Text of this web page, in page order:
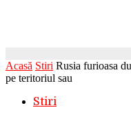
Acasă Stiri Rusia furioasa
pe teritoriul sau
Stiri